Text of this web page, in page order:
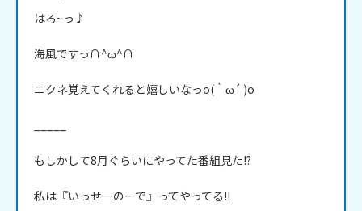
はろ~っ♪
海風ですっ∩^ω^∩
ニクネ覚えてくれると嬉しいなっo(｀ω´ )o
もしかして8月ぐらいにやってた番組見た!?
私は『いっせーのーで』ってやってる!!